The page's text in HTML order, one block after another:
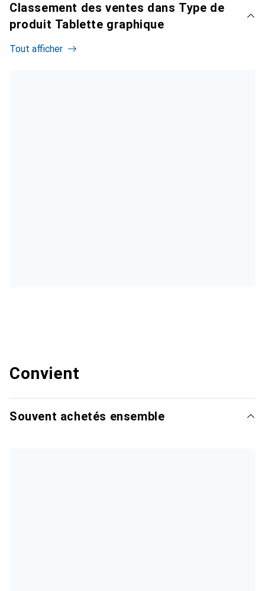
Classement des ventes dans Type de
produit Tablette graphique
Tout afficher
Convient
Souvent achetés ensemble